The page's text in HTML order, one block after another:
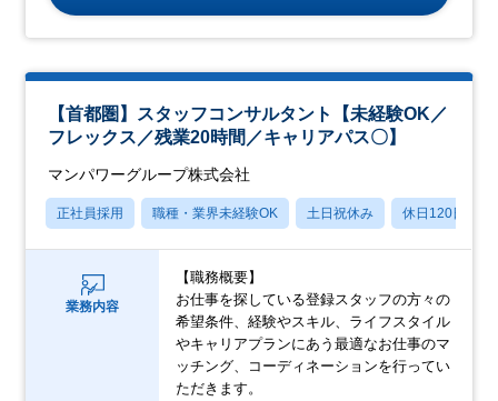
【首都圏】スタッフコンサルタント【未経験OK／
フレックス／残業20時間／キャリアパス〇】
マンパワーグループ株式会社
正社員採用 職種・業界未経験OK 土日祝休み 休日120日以上
業務内容
【職務概要】
お仕事を探している登録スタッフの方々の
希望条件、経験やスキル、ライフスタイル
やキャリアプランにあう最適なお仕事のマ
ッチング、コーディネーションを行ってい
ただきます。